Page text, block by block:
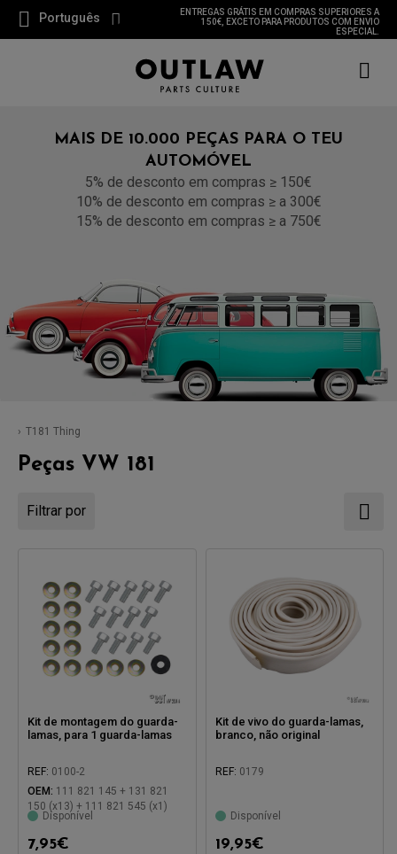
Português
ENTREGAS GRÁTIS EM COMPRAS SUPERIORES A
150€, EXCETO PARA PRODUTOS COM ENVIO
ESPECIAL.
MAIS DE 10.000 PEÇAS PARA O TEU
AUTOMÓVEL
5% de desconto em compras ≥ 150€
10% de desconto em compras ≥ a 300€
15% de desconto em compras ≥ a 750€
T181 Thing
Peças VW 181
Filtrar por
Kit de montagem do guarda-
lamas, para 1 guarda-lamas
REF: 0100-2
OEM: 111 821 145 + 131 821
150 (x13) + 111 821 545 (x1)
Disponível
7,95€
Kit de vivo do guarda-lamas,
branco, não original
REF: 0179
Disponível
19,95€